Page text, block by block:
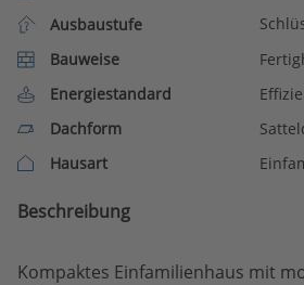
Ausbaustufe
Bauweise
Energiestandard
Dachform
Hausart
Beschreibung
Kompaktes Einfamilienhaus mit